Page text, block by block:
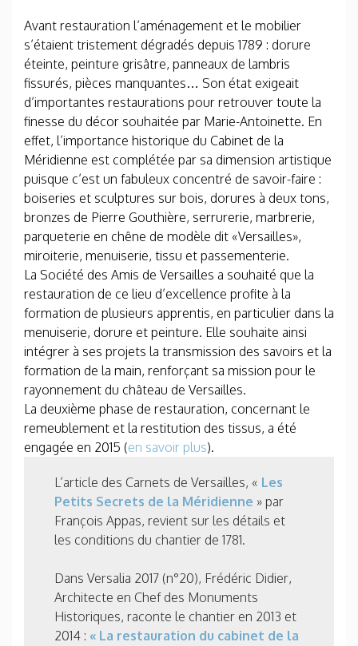
Avant restauration l’aménagement et le mobilier
s’étaient tristement dégradés depuis 1789 : dorure
éteinte, peinture grisâtre, panneaux de lambris
fissurés, pièces manquantes… Son état exigeait
d’importantes restaurations pour retrouver toute la
finesse du décor souhaitée par Marie-Antoinette. En
effet, l’importance historique du Cabinet de la
Méridienne est complétée par sa dimension artistique
puisque c’est un fabuleux concentré de savoir-faire :
boiseries et sculptures sur bois, dorures à deux tons,
bronzes de Pierre Gouthière, serrurerie, marbrerie,
parqueterie en chêne de modèle dit «Versailles»,
miroiterie, menuiserie, tissu et passementerie.
La Société des Amis de Versailles a souhaité que la
restauration de ce lieu d’excellence profite à la
formation de plusieurs apprentis, en particulier dans la
menuiserie, dorure et peinture. Elle souhaite ainsi
intégrer à ses projets la transmission des savoirs et la
formation de la main, renforçant sa mission pour le
rayonnement du château de Versailles.
La deuxième phase de restauration, concernant le
remeublement et la restitution des tissus, a été
engagée en 2015 (en savoir plus).
L’article des Carnets de Versailles, « Les
Petits Secrets de la Méridienne » par
François Appas, revient sur les détails et
les conditions du chantier de 1781.
Dans Versalia 2017 (n°20), Frédéric Didier,
Architecte en Chef des Monuments
Historiques, raconte le chantier en 2013 et
2014 : « La restauration du cabinet de la